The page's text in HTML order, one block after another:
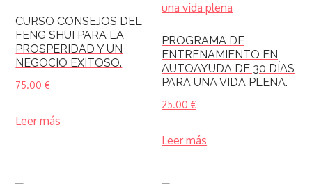
CURSO CONSEJOS DEL
FENG SHUI PARA LA
PROSPERIDAD Y UN
NEGOCIO EXITOSO.
75.00 €
Leer más
PROGRAMA DE
ENTRENAMIENTO EN
AUTOAYUDA DE 30 DÍAS
PARA UNA VIDA PLENA.
25.00 €
Leer más